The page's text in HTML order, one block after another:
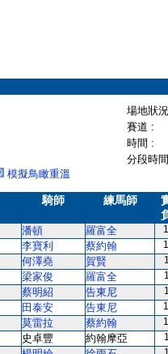
場地狀
賽道 :
時間 :
分段時
模擬鳥瞰重溫
騎師 練馬師
潘頓 羅富全
李寶利 蔡約翰
何澤堯 賀賢
梁家俊 羅富全
蔡明紹 告東尼
田泰安 告東尼
莫雷拉 蔡約翰
史卓豐 約翰摩亞